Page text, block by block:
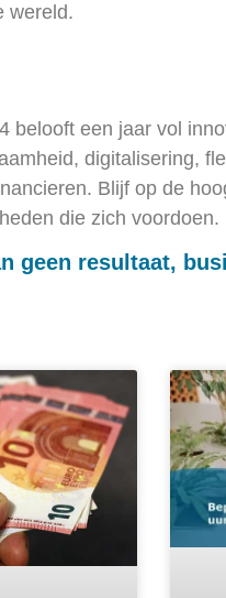
wereld.
belooft een jaar vol
digitalisering,
Blijf op de
die zich voordoen.
geen resultaat,